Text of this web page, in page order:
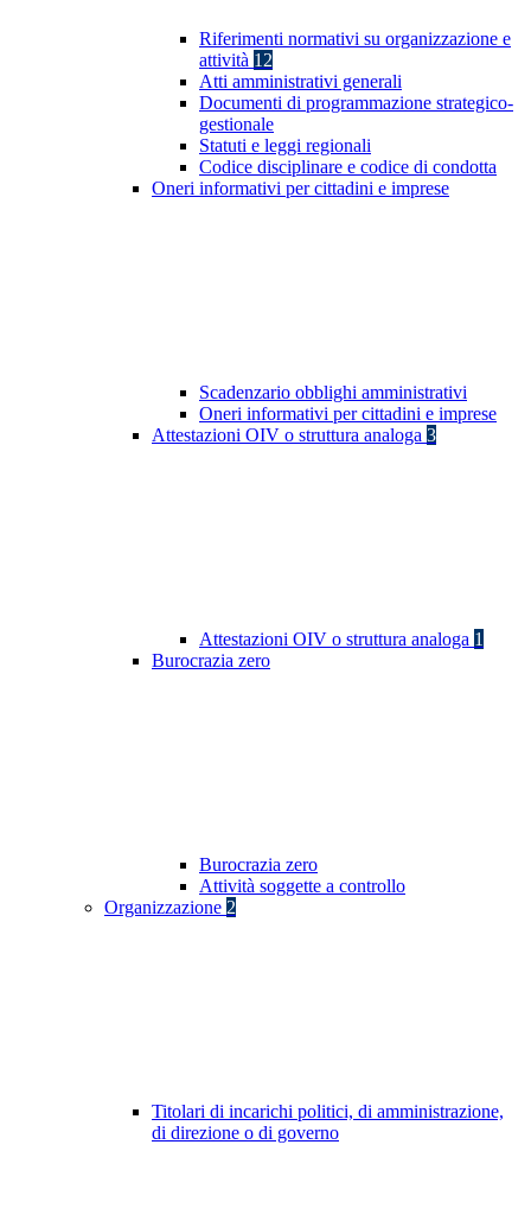
Riferimenti normativi su organizzazione e
attività 12
Atti amministrativi generali
Documenti di programmazione strategico-
gestionale
Statuti e leggi regionali
Codice disciplinare e codice di condotta
Oneri informativi per cittadini e imprese
Scadenzario obblighi amministrativi
Oneri informativi per cittadini e imprese
Attestazioni OIV o struttura analoga 3
Attestazioni OIV o struttura analoga 1
Burocrazia zero
Burocrazia zero
Attività soggette a controllo
Organizzazione 2
Titolari di incarichi politici, di amministrazione,
di direzione o di governo